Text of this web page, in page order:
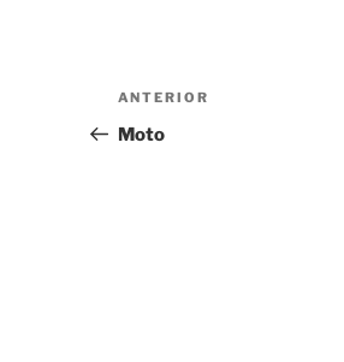
Navegación
de
Entrada
anterior:
ANTERIOR
Moto